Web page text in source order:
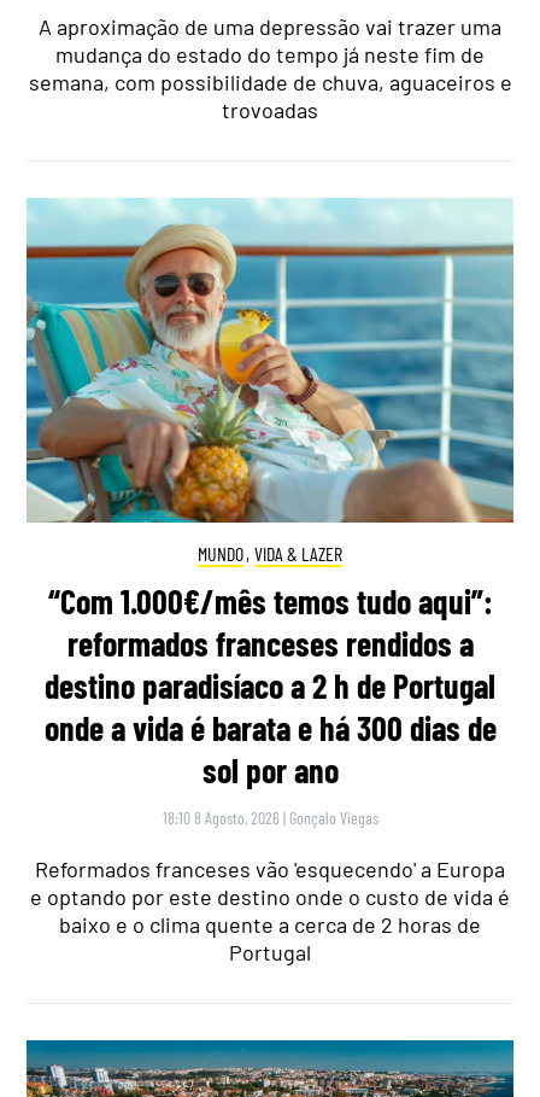
A aproximação de uma depressão vai trazer uma
mudança do estado do tempo já neste fim de
semana, com possibilidade de chuva, aguaceiros e
trovoadas
MUNDO, VIDA & LAZER
“Com 1.000€/mês temos tudo aqui”:
reformados franceses rendidos a
destino paradisíaco a 2 h de Portugal
onde a vida é barata e há 300 dias de
sol por ano
18:10 8 Agosto, 2026 | Gonçalo Viegas
Reformados franceses vão 'esquecendo' a Europa
e optando por este destino onde o custo de vida é
baixo e o clima quente a cerca de 2 horas de
Portugal